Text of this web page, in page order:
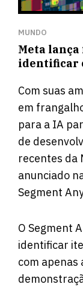
MUNDO
Meta
identificar
Com suas
em
para a IA
de
recentes da
anunciado
Segment
O Segment
identificar
com apenas